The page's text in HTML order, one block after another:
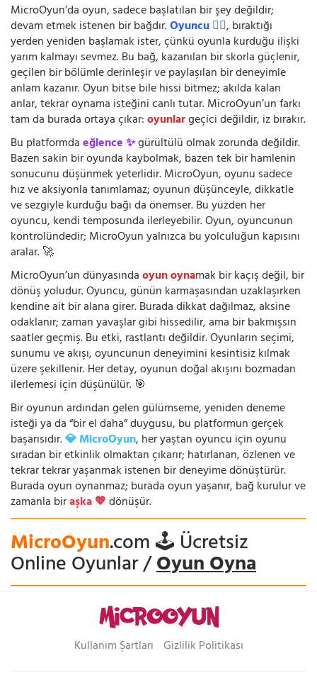
MicroOyun’da oyun, sadece başlatılan bir şey değildir;
devam etmek istenen bir bağdır.Oyuncu 🧍‍♂️, bıraktığı
yerden yeniden başlamak ister, çünkü oyunla kurduğu ilişki
yarım kalmayı sevmez. Bu bağ, kazanılan bir skorla güçlenir,
geçilen bir bölümle derinleşir ve paylaşılan bir deneyimle
anlam kazanır. Oyun bitse bile hissi bitmez; akılda kalan
anlar, tekrar oynama isteğini canlı tutar. MicroOyun’un farkı
tam da burada ortaya çıkar:oyunlargeçici değildir, iz bırakır.
Bu platformdaeğlence ✨gürültülü olmak zorunda değildir.
Bazen sakin bir oyunda kaybolmak, bazen tek bir hamlenin
sonucunu düşünmek yeterlidir. MicroOyun, oyunu sadece
hız ve aksiyonla tanımlamaz; oyunun düşünceyle, dikkatle
ve sezgiyle kurduğu bağı da önemser. Bu yüzden her
oyuncu, kendi temposunda ilerleyebilir. Oyun, oyuncunun
kontrolündedir; MicroOyun yalnızca bu yolculuğun kapısını
aralar. 🚀
MicroOyun’un dünyasındaoyun oynamak bir kaçış değil, bir
dönüş yoludur. Oyuncu, günün karmaşasından uzaklaşırken
kendine ait bir alana girer. Burada dikkat dağılmaz, aksine
odaklanır; zaman yavaşlar gibi hissedilir, ama bir bakmışsın
saatler geçmiş. Bu etki, rastlantı değildir. Oyunların seçimi,
sunumu ve akışı, oyuncunun deneyimini kesintisiz kılmak
üzere şekillenir. Her detay, oyunun doğal akışını bozmadan
ilerlemesi için düşünülür. 🎯
Bir oyunun ardından gelen gülümseme, yeniden deneme
isteği ya da “bir el daha” duygusu, bu platformun gerçek
başarısıdır.💎 MicroOyun, her yaştan oyuncu için oyunu
sıradan bir etkinlik olmaktan çıkarır; hatırlanan, özlenen ve
tekrar tekrar yaşanmak istenen bir deneyime dönüştürür.
Burada oyun oynanmaz; burada oyun yaşanır, bağ kurulur ve
zamanla biraşka 💖dönüşür.
MicroOyun.com 🕹️ Ücretsiz
Online Oyunlar /Oyun Oyna
Kullanım Şartları Gizlilik Politikası